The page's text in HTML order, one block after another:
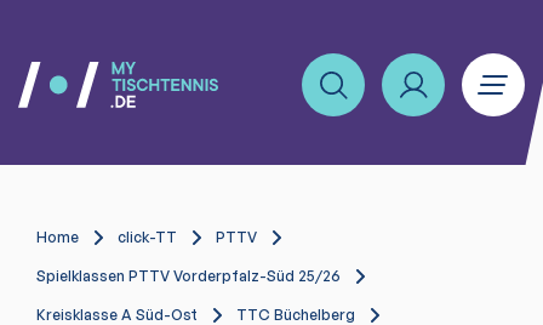
Home click-TT PTTV
Spielklassen PTTV Vorderpfalz-Süd 25/26
Kreisklasse A Süd-Ost
TTC Büchelberg